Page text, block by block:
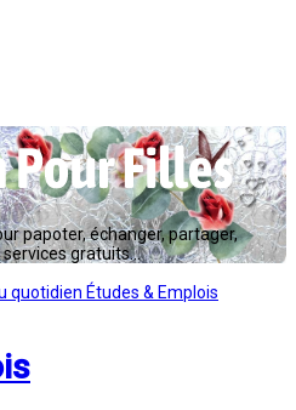
papoter, échanger, partager,
gratuits...
quotidien Études & Emplois